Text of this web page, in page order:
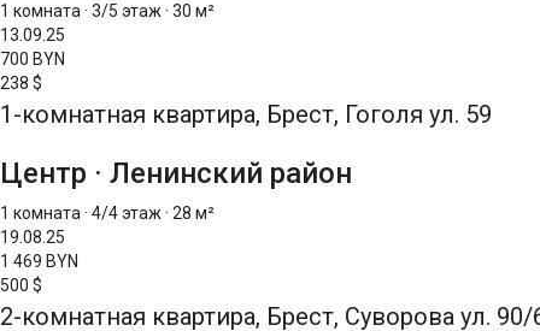
1 комната · 3/5 этаж · 30 м²
13.09.25
700 BYN
238 $
1-комнатная квартира, Брест, Гоголя ул. 59
Центр · Ленинский район
1 комната · 4/4 этаж · 28 м²
19.08.25
1 469 BYN
500 $
2-комнатная квартира, Брест, Суворова ул. 90/